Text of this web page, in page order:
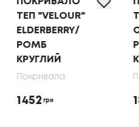
ТЕП "VELOUR"
СВІТЛО-СІРЕ/
РОМБ
КРУГЛИЙ
Покривала
1876 грн